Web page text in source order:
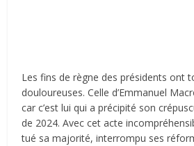
Les fins de règne des présidents ont
douloureuses. Celle d’Emmanuel
car c’est lui qui a précipité son
de 2024. Avec cet acte
tué sa majorité, interrompu ses